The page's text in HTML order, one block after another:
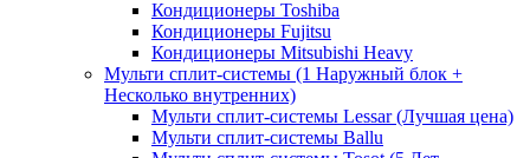
Кондиционеры Toshiba
Кондиционеры Fujitsu
Кондиционеры Mitsubishi Heavy
Мульти сплит-системы (1 Наружный блок +
Несколько внутренних)
Мульти сплит-системы Lessar (Лучшая цена)
Мульти сплит-системы Ballu